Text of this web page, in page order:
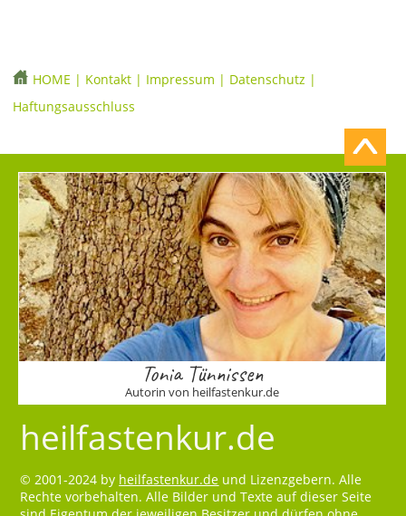
HOME | Kontakt | Impressum | Datenschutz |
Haftungsausschluss
Tonia Tünnissen
Autorin von heilfastenkur.de
heilfastenkur.de
© 2001-2024 by heilfastenkur.de und Lizenzgebern. Alle
Rechte vorbehalten. Alle Bilder und Texte auf dieser Seite